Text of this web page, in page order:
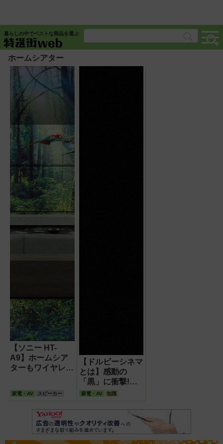
暮らしの中でベストな商品を選ぶ
ホームシアター
【ソニー HT-
A9】ホームシア
ターもワイヤレス
はリビングにぴっ
家電・AV スピーカー
【ドルビーシネマ
とは】感動の
「黒」に衝撃!実
際にホラー映画
ープ』で体感した
こと
家電・AV 知識